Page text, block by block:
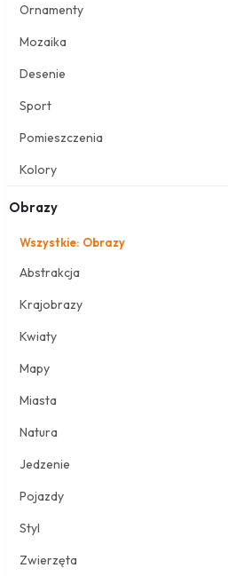
Ornamenty
Mozaika
Desenie
Sport
Pomieszczenia
Kolory
Obrazy
Wszystkie: Obrazy
Abstrakcja
Krajobrazy
Kwiaty
Mapy
Miasta
Natura
Jedzenie
Pojazdy
Styl
Zwierzęta